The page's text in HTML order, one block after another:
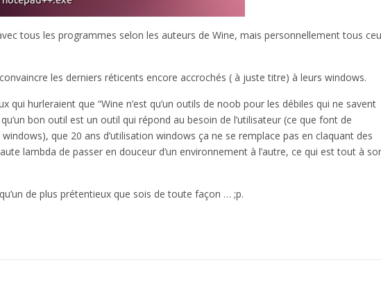
tous les programmes selon les auteurs de Wine, mais personnellement tous
les derniers réticents encore accrochés ( à juste titre) à leurs windows.
qui hurleraient que “Wine n’est qu’un outils de noob pour les débiles qui ne savent
bon outil est un outil qui répond au besoin de l’utilisateur (ce que font de
que 20 ans d’utilisation windows ça ne se remplace pas en claquant des
lambda de passer en douceur d’un environnement à l’autre, ce qui est tout à
de plus prétentieux que sois de toute façon … ;p.